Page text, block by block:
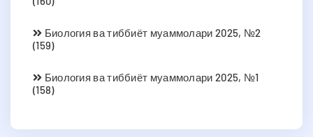
Биология ва тиббиёт муаммолари 2025, №2
(159)
Биология ва тиббиёт муаммолари 2025, №1
(158)